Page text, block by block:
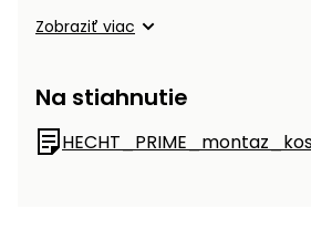
Zobraziť viac
Na stiahnutie